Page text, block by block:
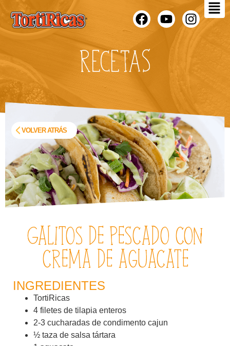
RECETAS
VOLVER ATRÁS
Galitos de pescado con
crema de aguacate
INGREDIENTES
TortiRicas
4 filetes de tilapia enteros
2-3 cucharadas de condimento cajun
½ taza de salsa tártara